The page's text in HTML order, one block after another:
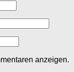
anzeigen.